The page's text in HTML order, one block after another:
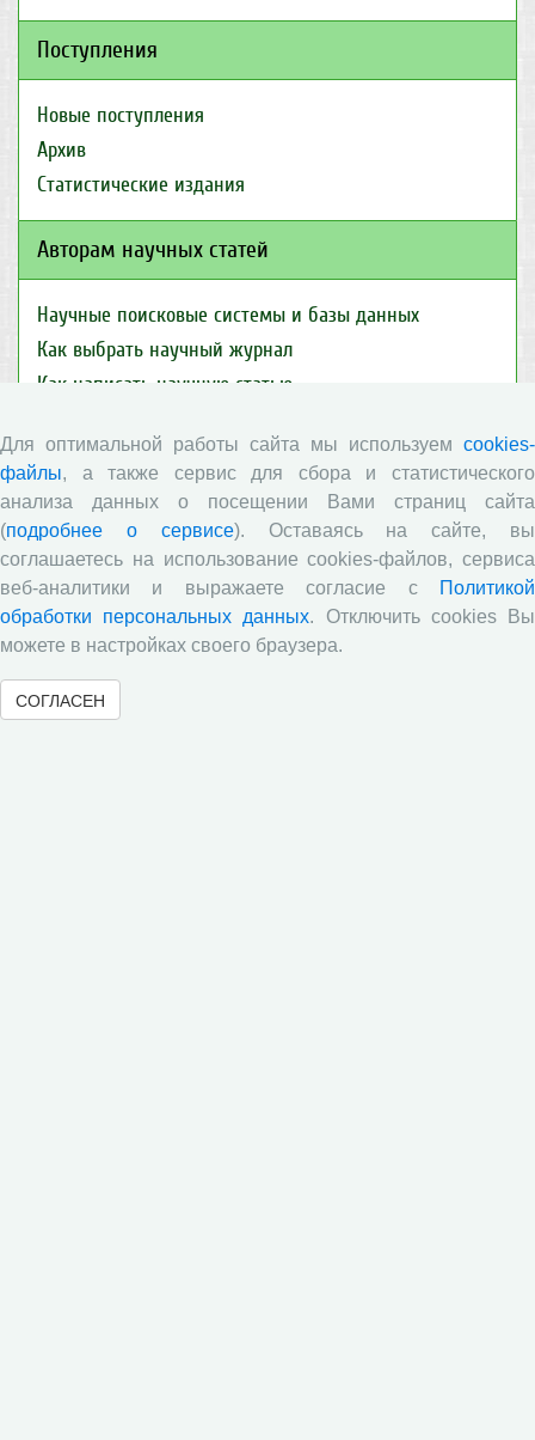
Поступления
Новые поступления
Архив
Статистические издания
Авторам научных статей
Научные поисковые системы и базы данных
Как выбрать научный журнал
Как написать научную статью
Как оформить научную статью
Рекомендации для рецензентов
Консультация библиографа
Полезные термины
Статистика онлайн
Ссылки
Новости ВолНЦ РАН
Для оптимальной работы сайта мы используем cookies-
файлы, а также сервис для сбора и статистического
анализа данных о посещении Вами страниц сайта
(подробнее о сервисе). Оставаясь на сайте, вы
соглашаетесь на использование cookies-файлов, сервиса
веб-аналитики и выражаете согласие с
Политикой
обработки персональных данных. Отключить cookies Вы
можете в настройках своего браузера.
СОГЛАСЕН